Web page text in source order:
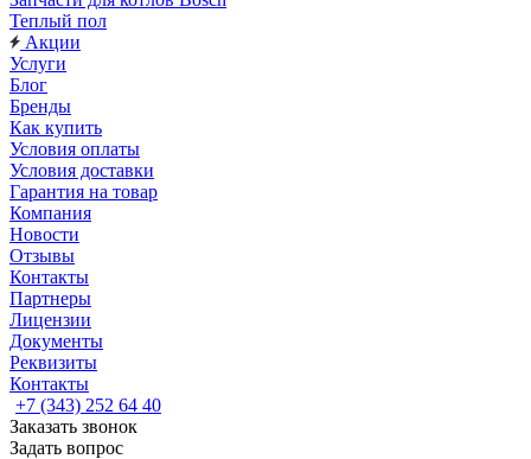
Теплый пол
Акции
Услуги
Блог
Бренды
Как купить
Условия оплаты
Условия доставки
Гарантия на товар
Компания
Новости
Отзывы
Контакты
Партнеры
Лицензии
Документы
Реквизиты
Контакты
+7 (343) 252 64 40
Заказать звонок
Задать вопрос